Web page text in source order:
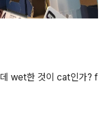
데 wet한 것이 cat인가? f